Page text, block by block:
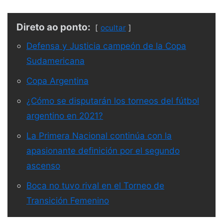
Direto ao ponto: ocultar
Defensa y Justicia campeón de la Copa
Sudamericana
Copa Argentina
¿Cómo se disputarán los torneos del fútbol
argentino en 2021?
La Primera Nacional continúa con la
apasionante definición por el segundo
ascenso
Boca no tuvo rival en el Torneo de
Transición Femenino